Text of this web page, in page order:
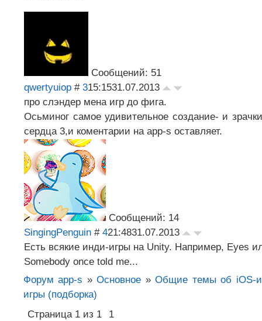
Сообщений: 51
qwertyuiop # 315:1531.07.2013
про слэндер мена игр до фига.
Осьминог самое удивительное создание- и
сердца 3,и коментарии на app-s оставляет.
Сообщений: 14
SingingPenguin # 421:4831.07.2013
Есть всякие инди-игры на Unity. Например, Eyes
Somebody once told me...
Форум app-s » Основное » Общие темы об iOS-
игры (подборка)
Страница 1 из 1 1